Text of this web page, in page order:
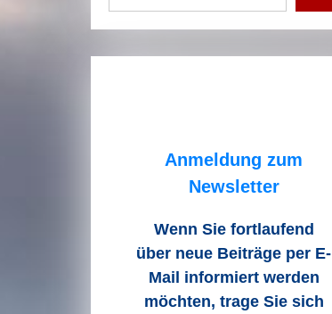
Anmeldung zum
Newsletter
Wenn Sie fortlaufend
über neue Beiträge per E-
Mail informiert werden
möchten, trage Sie sich